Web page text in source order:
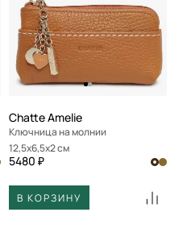
По размеру скидки
По скорости доставки
Chatte Amelie
Ключница на молнии
12,5x6,5x2 см
5480 ₽
В КОРЗИНУ